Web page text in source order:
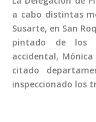
a cabo distintas
Susarte, en San
pintado de los
accidental,
citado
inspeccionado los